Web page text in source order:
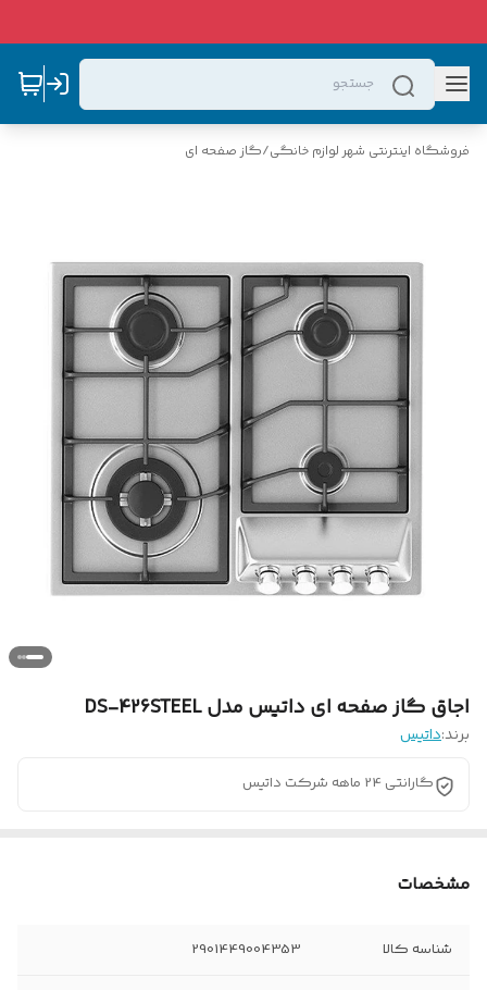
فروشگاه اینترنتی شهر لوازم خانگی/گاز صفحه ای
اجاق گاز صفحه ای داتیس مدل DS-426STEEL
برند:داتیس
گارانتی 24 ماهه شرکت داتیس
مشخصات
شناسه کالا 2901449004353